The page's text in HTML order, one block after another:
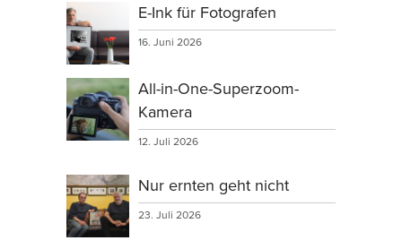
E-Ink für Fotografen
16. Juni 2026
All-in-One-Superzoom-
Kamera
12. Juli 2026
Nur ernten geht nicht
23. Juli 2026